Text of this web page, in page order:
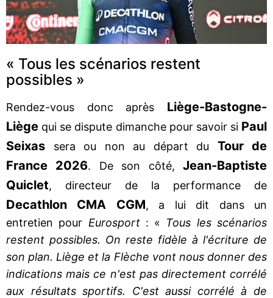
« Tous les scénarios restent
possibles »
Rendez-vous donc après Liège-Bastogne-
Liège qui se dispute dimanche pour savoir si Paul
Seixas sera ou non au départ du Tour de
France 2026. De son côté,Jean-Baptiste
Quiclet, directeur de la performance de
Decathlon CMA CGM, a lui dit dans un
entretien pour Eurosport: « Tous les scénarios
restent possibles. On reste fidèle à l'écriture de
son plan. Liège et la Flèche vont nous donner des
indications mais ce n'est pas directement corrélé
aux résultats sportifs. C'est aussi corrélé à de